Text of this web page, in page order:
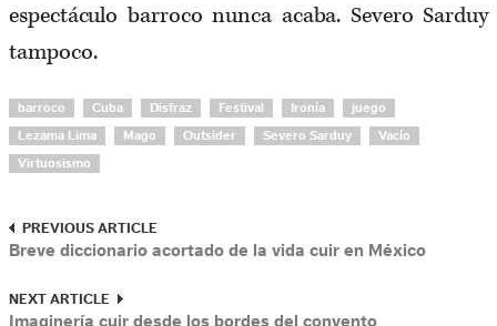
espectáculo barroco nunca acaba. Severo Sarduy
tampoco.
barroco Cuba Disfraz Festival Ironía juego
Lezama Lima Mago Outsider Severo Sarduy Vacío
Virtuosismo
PREVIOUS ARTICLE
Breve diccionario acortado de la vida cuir en México
NEXT ARTICLE
Imaginería cuir desde los bordes del convento